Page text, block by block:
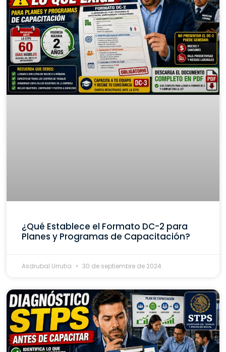
¿Qué Establece el Formato DC-2 para
Planes y Programas de Capacitación?
Asdrubal Urrutia 30 de septiembre de 2024